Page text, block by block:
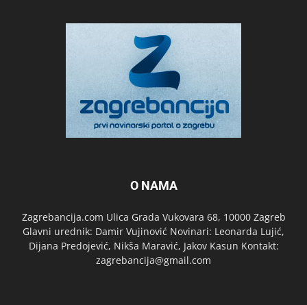
O NAMA
Zagrebancija.com Ulica Grada Vukovara 68, 10000 Zagreb
Glavni urednik: Damir Vujinović Novinari: Leonarda Lujić,
Dijana Predojević, Nikša Maravić, Jakov Kasun Kontakt:
zagrebancija@gmail.com